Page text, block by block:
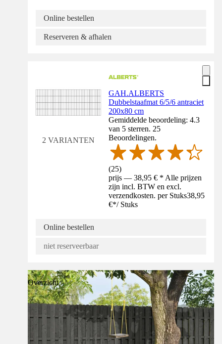
Online bestellen
Reserveren & afhalen
2 VARIANTEN
GAH.ALBERTS
Dubbelstaafmat 6/5/6 antraciet
200x80 cm
Gemiddelde beoordeling: 4.3
van 5 sterren. 25
Beoordelingen.
(25)
prijs — 38,95 € * Alle prijzen
zijn incl. BTW en excl.
verzendkosten. per Stuks38,95
€*/ Stuks
Online bestellen
niet reserveerbaar
Overzicht